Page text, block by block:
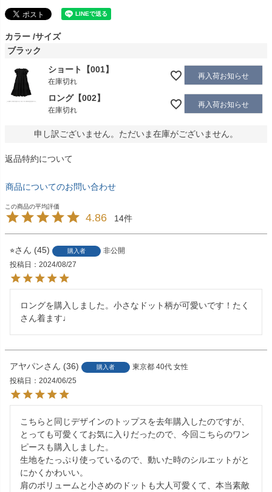
カラー サイズ
ブラック
ショート【001】
在庫切れ
再入荷お知らせ
ロング【002】
在庫切れ
再入荷お知らせ
申し訳ございません。ただいま在庫がございません。
返品特約について
商品についてのお問い合わせ
4.86 14
⭐︎ 45 購入者
非公開
投稿日
2024/08/27
ロングを購入しました。小さなドット柄が可愛いです！たく
さん着ます♩
アヤパン 36 購入者 東京都 40代 女性
投稿日
2024/06/25
こちらと同じデザインのトップスを去年購入したのですが、
とっても可愛くてお気に入りだったので、今回こちらのワン
ピースも購入しました。
生地をたっぷり使っているので、動いた時のシルエットがと
にかくかわいい。
肩のボリュームと小さめのドットも大人可愛くて、本当素敵